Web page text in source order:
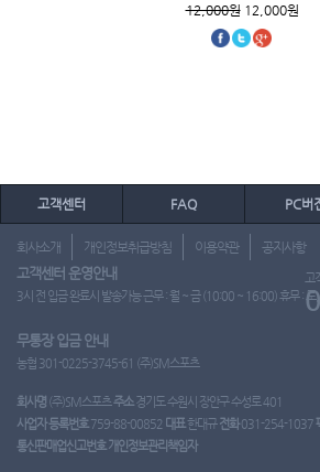
12,000원12,000원
고객센터 FAQ PC버
회사소개 개인정보취급방침 이용약관 공지사항
고객센터 운영안내
3시 전 입금 완료시 발송가능 근무 : 월 ~ 금 (10:00 ~ 16:00) 휴무 : 토
고
무통장 입금 안내
농협 301-0225-3745-61 (주)SM스포츠
회사명 (주)SM스포츠주소경기도 수원시 장안구 수성로 401
사업자 등록번호759-88-00852 대표한대규 전화031-254-1037
통신판매업신고번호 개인정보관리책임자